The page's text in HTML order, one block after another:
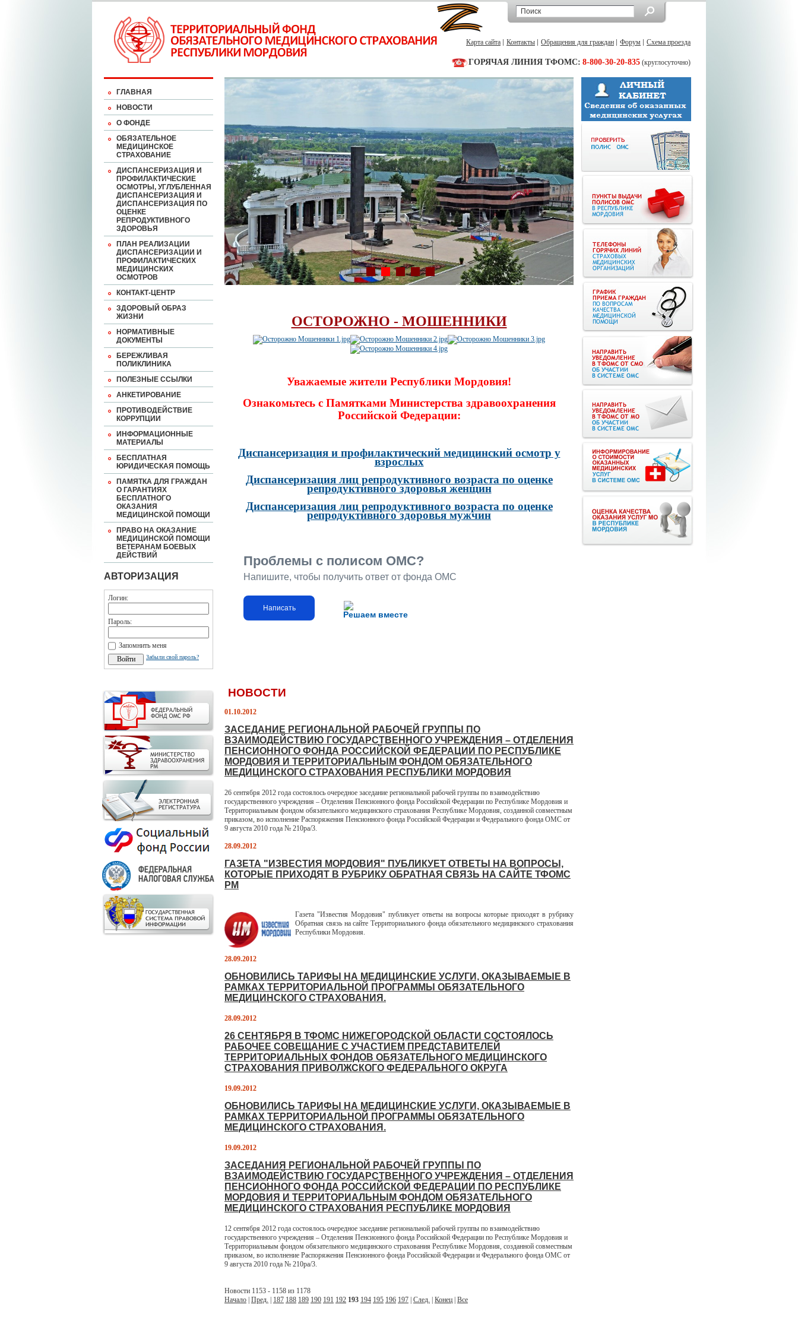
Карта сайта Контакты Обращения для граждан Форум Схема проезда
ГОРЯЧАЯ ЛИНИЯ ТФОМС: 8-800-30-20-835 (круглосуточно)
ГЛАВНАЯ
НОВОСТИ
О ФОНДЕ
ОБЯЗАТЕЛЬНОЕ
МЕДИЦИНСКОЕ
СТРАХОВАНИЕ
ДИСПАНСЕРИЗАЦИЯ И
ПРОФИЛАКТИЧЕСКИЕ
ОСМОТРЫ, УГЛУБЛЕННАЯ
ДИСПАНСЕРИЗАЦИЯ И
ДИСПАНСЕРИЗАЦИЯ ПО
ОЦЕНКЕ
РЕПРОДУКТИВНОГО
ЗДОРОВЬЯ
ПЛАН РЕАЛИЗАЦИИ
ДИСПАНСЕРИЗАЦИИ И
ПРОФИЛАКТИЧЕСКИХ
МЕДИЦИНСКИХ
ОСМОТРОВ
КОНТАКТ-ЦЕНТР
ЗДОРОВЫЙ ОБРАЗ
ЖИЗНИ
НОРМАТИВНЫЕ
ДОКУМЕНТЫ
БЕРЕЖЛИВАЯ
ПОЛИКЛИНИКА
ПОЛЕЗНЫЕ ССЫЛКИ
АНКЕТИРОВАНИЕ
ПРОТИВОДЕЙСТВИЕ
КОРРУПЦИИ
ИНФОРМАЦИОННЫЕ
МАТЕРИАЛЫ
БЕСПЛАТНАЯ
ЮРИДИЧЕСКАЯ ПОМОЩЬ
ПАМЯТКА ДЛЯ ГРАЖДАН
О ГАРАНТИЯХ
БЕСПЛАТНОГО
ОКАЗАНИЯ
МЕДИЦИНСКОЙ ПОМОЩИ
ПРАВО НА ОКАЗАНИЕ
МЕДИЦИНСКОЙ ПОМОЩИ
ВЕТЕРАНАМ БОЕВЫХ
ДЕЙСТВИЙ
АВТОРИЗАЦИЯ
Логин:
Пароль:
Запомнить меня
Забыли свой пароль?
ОСТОРОЖНО - МОШЕННИКИ
Уважаемые жители Республики Мордовия!
Ознакомьтесь с Памятками Министерства здравоохранения
Российской Федерации:
Диспансеризация и профилактический медицинский осмотр у
взрослых
Диспансеризация лиц репродуктивного возраста по оценке
репродуктивного здоровья женщин
Диспансеризация лиц репродуктивного возраста по оценке
репродуктивного здоровья мужчин
Решаем вместе
Проблемы с полисом ОМС?
Напишите, чтобы получить ответ от фонда ОМС
Написать
НОВОСТИ
01.10.2012
ЗАСЕДАНИЕ РЕГИОНАЛЬНОЙ РАБОЧЕЙ ГРУППЫ ПО
ВЗАИМОДЕЙСТВИЮ ГОСУДАРСТВЕННОГО УЧРЕЖДЕНИЯ – ОТДЕЛЕНИЯ
ПЕНСИОННОГО ФОНДА РОССИЙСКОЙ ФЕДЕРАЦИИ ПО РЕСПУБЛИКЕ
МОРДОВИЯ И ТЕРРИТОРИАЛЬНЫМ ФОНДОМ ОБЯЗАТЕЛЬНОГО
МЕДИЦИНСКОГО СТРАХОВАНИЯ РЕСПУБЛИКИ МОРДОВИЯ
26 сентября 2012 года состоялось очередное заседание региональной рабочей группы по взаимодействию
государственного учреждения – Отделения Пенсионного фонда Российской Федерации по Республике Мордовия и
Территориальным фондом обязательного медицинского страхования Республике Мордовия, созданной совместным
приказом, во исполнение Распоряжения Пенсионного фонда Российской Федерации и Федерального фонда ОМС от
9 августа 2010 года № 210ра/3.
28.09.2012
ГАЗЕТА "ИЗВЕСТИЯ МОРДОВИЯ" ПУБЛИКУЕТ ОТВЕТЫ НА ВОПРОСЫ,
КОТОРЫЕ ПРИХОДЯТ В РУБРИКУ ОБРАТНАЯ СВЯЗЬ НА САЙТЕ ТФОМС
РМ
Газета "Известия Мордовия" публикует ответы на вопросы которые приходят в рубрику
Обратная связь на сайте Территориального фонда обязательного медицинского страхования
Республики Мордовия.
28.09.2012
ОБНОВИЛИСЬ ТАРИФЫ НА МЕДИЦИНСКИЕ УСЛУГИ, ОКАЗЫВАЕМЫЕ В
РАМКАХ ТЕРРИТОРИАЛЬНОЙ ПРОГРАММЫ ОБЯЗАТЕЛЬНОГО
МЕДИЦИНСКОГО СТРАХОВАНИЯ.
28.09.2012
26 СЕНТЯБРЯ В ТФОМС НИЖЕГОРОДСКОЙ ОБЛАСТИ СОСТОЯЛОСЬ
РАБОЧЕЕ СОВЕЩАНИЕ С УЧАСТИЕМ ПРЕДСТАВИТЕЛЕЙ
ТЕРРИТОРИАЛЬНЫХ ФОНДОВ ОБЯЗАТЕЛЬНОГО МЕДИЦИНСКОГО
СТРАХОВАНИЯ ПРИВОЛЖСКОГО ФЕДЕРАЛЬНОГО ОКРУГА
19.09.2012
ОБНОВИЛИСЬ ТАРИФЫ НА МЕДИЦИНСКИЕ УСЛУГИ, ОКАЗЫВАЕМЫЕ В
РАМКАХ ТЕРРИТОРИАЛЬНОЙ ПРОГРАММЫ ОБЯЗАТЕЛЬНОГО
МЕДИЦИНСКОГО СТРАХОВАНИЯ.
19.09.2012
ЗАСЕДАНИЯ РЕГИОНАЛЬНОЙ РАБОЧЕЙ ГРУППЫ ПО
ВЗАИМОДЕЙСТВИЮ ГОСУДАРСТВЕННОГО УЧРЕЖДЕНИЯ – ОТДЕЛЕНИЯ
ПЕНСИОННОГО ФОНДА РОССИЙСКОЙ ФЕДЕРАЦИИ ПО РЕСПУБЛИКЕ
МОРДОВИЯ И ТЕРРИТОРИАЛЬНЫМ ФОНДОМ ОБЯЗАТЕЛЬНОГО
МЕДИЦИНСКОГО СТРАХОВАНИЯ РЕСПУБЛИКЕ МОРДОВИЯ
12 сентября 2012 года состоялось очередное заседание региональной рабочей группы по взаимодействию
государственного учреждения – Отделения Пенсионного фонда Российской Федерации по Республике Мордовия и
Территориальным фондом обязательного медицинского страхования Республике Мордовия, созданной совместным
приказом, во исполнение Распоряжения Пенсионного фонда Российской Федерации и Федерального фонда ОМС от
9 августа 2010 года № 210ра/3.
Новости 1153 - 1158 из 1178
Начало Пред. 187 188 189 190 191 192 193 194 195 196 197 След. Конец Все